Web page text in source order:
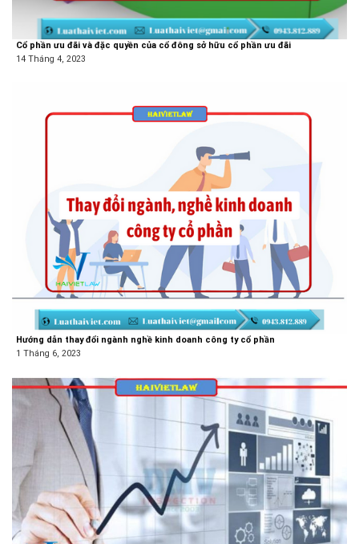
Cổ phần ưu đãi và đặc quyền của cổ đông sở hữu cổ phần ưu đãi
14 Tháng 4, 2023
Hướng dẫn thay đổi ngành nghề kinh doanh công ty cổ phần
1 Tháng 6, 2023